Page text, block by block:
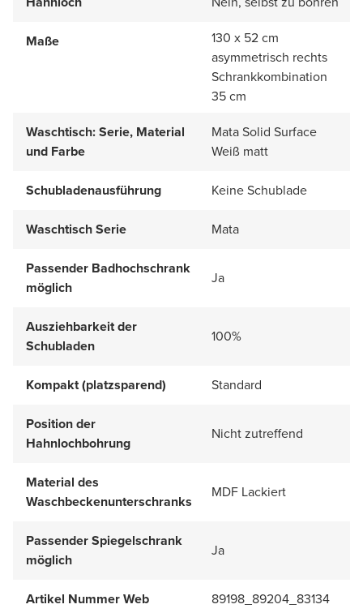
Maße
130 x 52 cm
asymmetrisch rechts
Schrankkombination
35 cm
Waschtisch: Serie, Material
und Farbe
Mata Solid Surface
Weiß matt
Schubladenausführung Keine Schublade
Waschtisch Serie Mata
Passender Badhochschrank
möglich
Ja
Ausziehbarkeit der
Schubladen
100%
Kompakt (platzsparend) Standard
Position der
Hahnlochbohrung
Nicht zutreffend
Material des
Waschbeckenunterschranks
MDF Lackiert
Passender Spiegelschrank
möglich
Ja
Artikel Nummer Web
89198_89204_83134